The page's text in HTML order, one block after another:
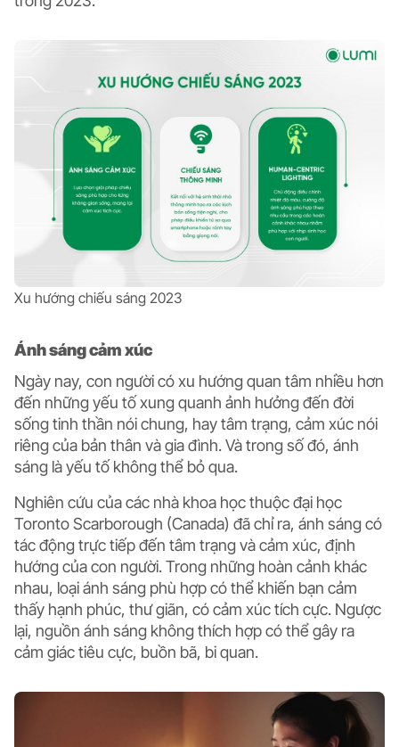
Xu hướng chiếu sáng 2023
Ánh sáng cảm xúc
Ngày nay, con người có xu hướng quan tâm nhiều hơn
đến những yếu tố xung quanh ảnh hưởng đến đời
sống tinh thần nói chung, hay tâm trạng, cảm xúc nói
riêng của bản thân và gia đình. Và trong số đó, ánh
sáng là yếu tố không thể bỏ qua.
Nghiên cứu của các nhà khoa học thuộc đại học
Toronto Scarborough (Canada) đã chỉ ra, ánh sáng có
tác động trực tiếp đến tâm trạng và cảm xúc, định
hướng của con người. Trong những hoàn cảnh khác
nhau, loại ánh sáng phù hợp có thể khiến bạn cảm
thấy hạnh phúc, thư giãn, có cảm xúc tích cực. Ngược
lại, nguồn ánh sáng không thích hợp có thể gây ra
cảm giác tiêu cực, buồn bã, bi quan.